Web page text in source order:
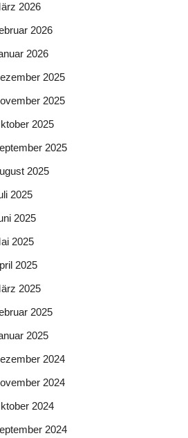
2026
2026
2026
2025
2025
2025
2025
2025
2025
2025
2025
2025
2025
2025
2025
2024
2024
2024
2024